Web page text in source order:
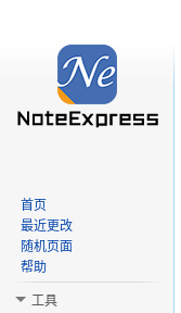
首页
最近更改
随机页面
帮助
工具